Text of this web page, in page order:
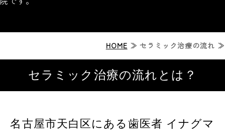
ジルコニアセラミック治療
症例紹介
診療案内
HOME ≫ セラミック治療の流れ ≫
セラミック治療の流れとは？
名古屋市天白区にある歯医者 イナグマ